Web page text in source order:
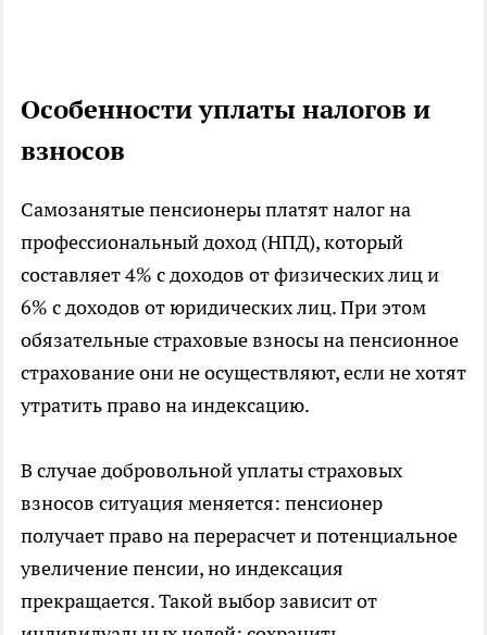
Особенности уплаты налогов и
взносов
Самозанятые пенсионеры платят налог на
профессиональный доход (НПД), который
составляет 4% с доходов от физических лиц и
6% с доходов от юридических лиц. При этом
обязательные страховые взносы на пенсионное
страхование они не осуществляют, если не хотят
утратить право на индексацию.
В случае добровольной уплаты страховых
взносов ситуация меняется: пенсионер
получает право на перерасчет и потенциальное
увеличение пенсии, но индексация
прекращается. Такой выбор зависит от